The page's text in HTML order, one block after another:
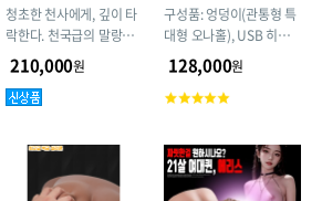
청초한 천사에게, 깊이 타
락한다. 천국급의 말랑함.
경악의 2층 구조, 3100g
천사의 육덕진 엉덩이 홀.
210,000원
구성품: 엉덩이(관통형 특
대형 오나홀), USB 히팅
스틱(열이 금방 올라오니,
1분 이상 사용하지 마세
요), 규조토 드라이스틱,
128,000원
고
점